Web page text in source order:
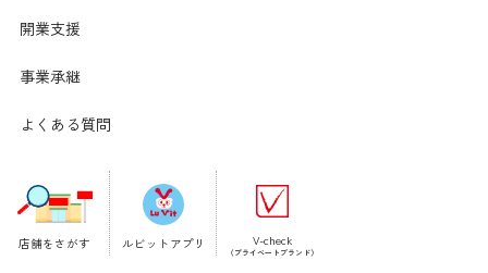
開業支援
事業承継
よくある質問
店舗をさがす ルビットアプリ V-check
（プライベートブランド）